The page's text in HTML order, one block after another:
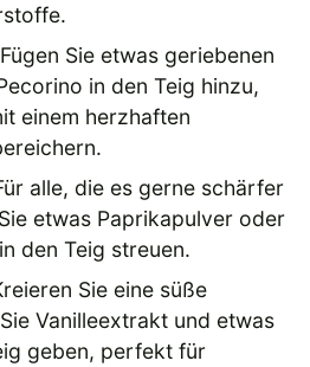
Fügen Sie etwas geriebenen
in den Teig hinzu,
einem herzhaften
alle, die es gerne schärfer
etwas Paprikapulver oder
den Teig streuen.
Sie eine süße
Vanilleextrakt und etwas
geben, perfekt für